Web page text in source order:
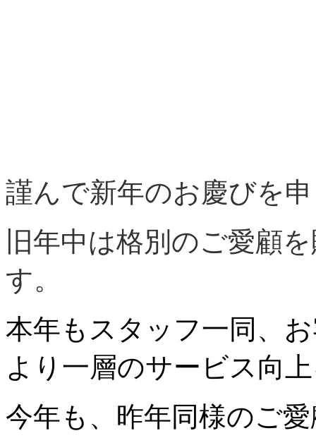
謹んで新年のお慶びを
旧年中は格別のご愛顧
す。
本年もスタッフ一同、
より一層のサービス向
今年も、昨年同様のご